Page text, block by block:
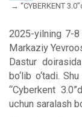
“CYBERKENT
2025-yilning 7-
Markaziy
Dastur
bo‘lib o‘tadi.
“Cyberkent
uchun saralash